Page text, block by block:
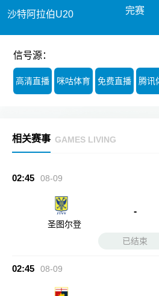
沙特阿拉伯U20 完赛
信号源：
高清直播 咪咕体育 免费直播 腾讯
相关赛事 GAMES LIVING
02:45 08-09
圣图尔登
-
已结束
02:45 08-09